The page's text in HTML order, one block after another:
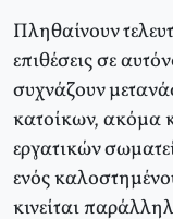
Πληθαίνουν
επιθέσεις σε
συχνάζουν
κατοίκων, ακόμα
εργατικών
ενός
κινείται